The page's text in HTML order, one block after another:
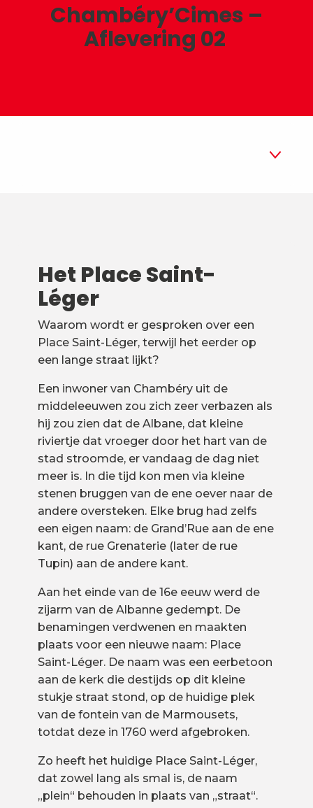
Chambéry’Cimes –
Aflevering 02
3
Het Place Saint-
Léger
Waarom wordt er gesproken over een
Place Saint-Léger, terwijl het eerder op
een lange straat lijkt?
Een inwoner van Chambéry uit de
middeleeuwen zou zich zeer verbazen als
hij zou zien dat de Albane, dat kleine
riviertje dat vroeger door het hart van de
stad stroomde, er vandaag de dag niet
meer is. In die tijd kon men via kleine
stenen bruggen van de ene oever naar de
andere oversteken. Elke brug had zelfs
een eigen naam: de Grand’Rue aan de ene
kant, de rue Grenaterie (later de rue
Tupin) aan de andere kant.
Aan het einde van de 16e eeuw werd de
zijarm van de Albanne gedempt. De
benamingen verdwenen en maakten
plaats voor een nieuwe naam: Place
Saint-Léger. De naam was een eerbetoon
aan de kerk die destijds op dit kleine
stukje straat stond, op de huidige plek
van de fontein van de Marmousets,
totdat deze in 1760 werd afgebroken.
Zo heeft het huidige Place Saint-Léger,
dat zowel lang als smal is, de naam
„plein“ behouden in plaats van „straat“.